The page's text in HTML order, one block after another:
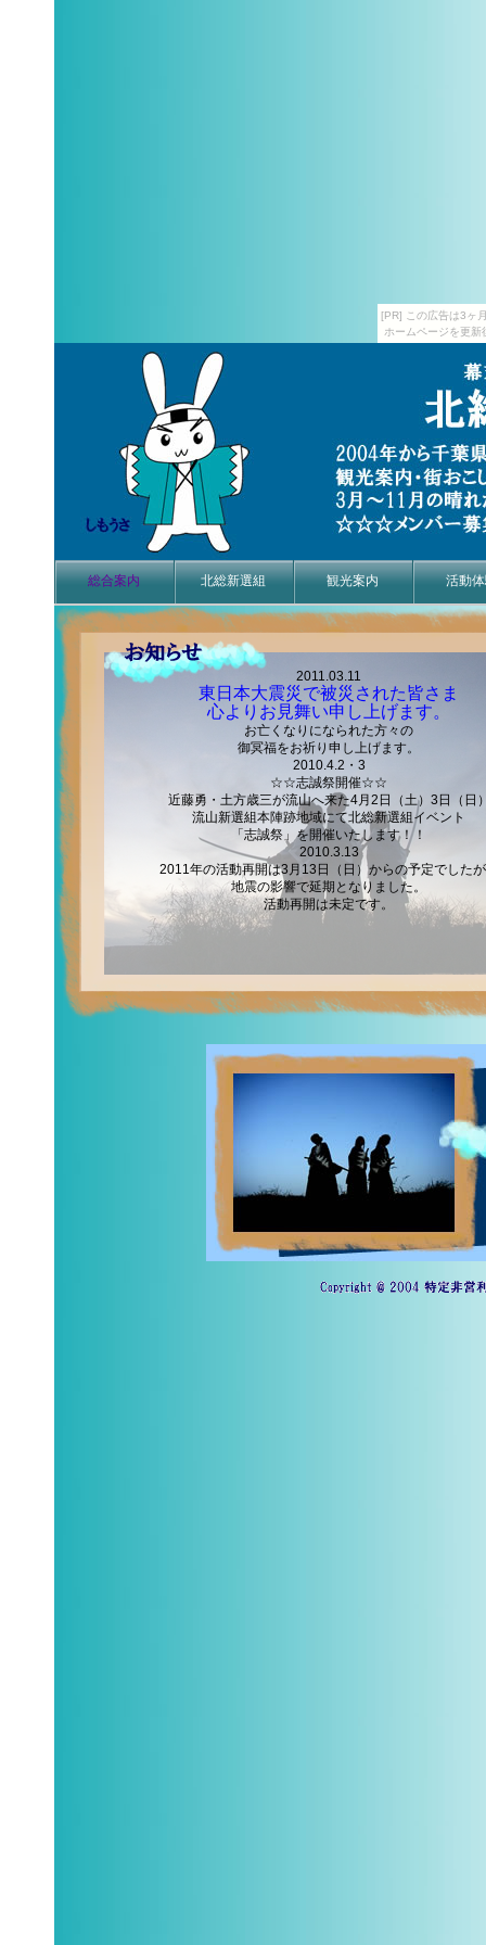
[PR] この広告は3ヶ
ホームページを更
総合案内 北総新選組 観光案内 活動
2011.03.11
東日本大震災で被災された皆さま
心よりお見舞い申し上げます。
お亡くなりになられた方々の
御冥福をお祈り申し上げます。
2010.4.2・3
☆☆志誠祭開催☆☆
近藤勇・土方歳三が流山へ来た4月2日（土）3日（日
流山新選組本陣跡地域にて北総新選組イベント
「志誠祭」を開催いたします！！
2010.3.13
2011年の活動再開は3月13日（日）からの予定でした
地震の影響で延期となりました。
活動再開は未定です。